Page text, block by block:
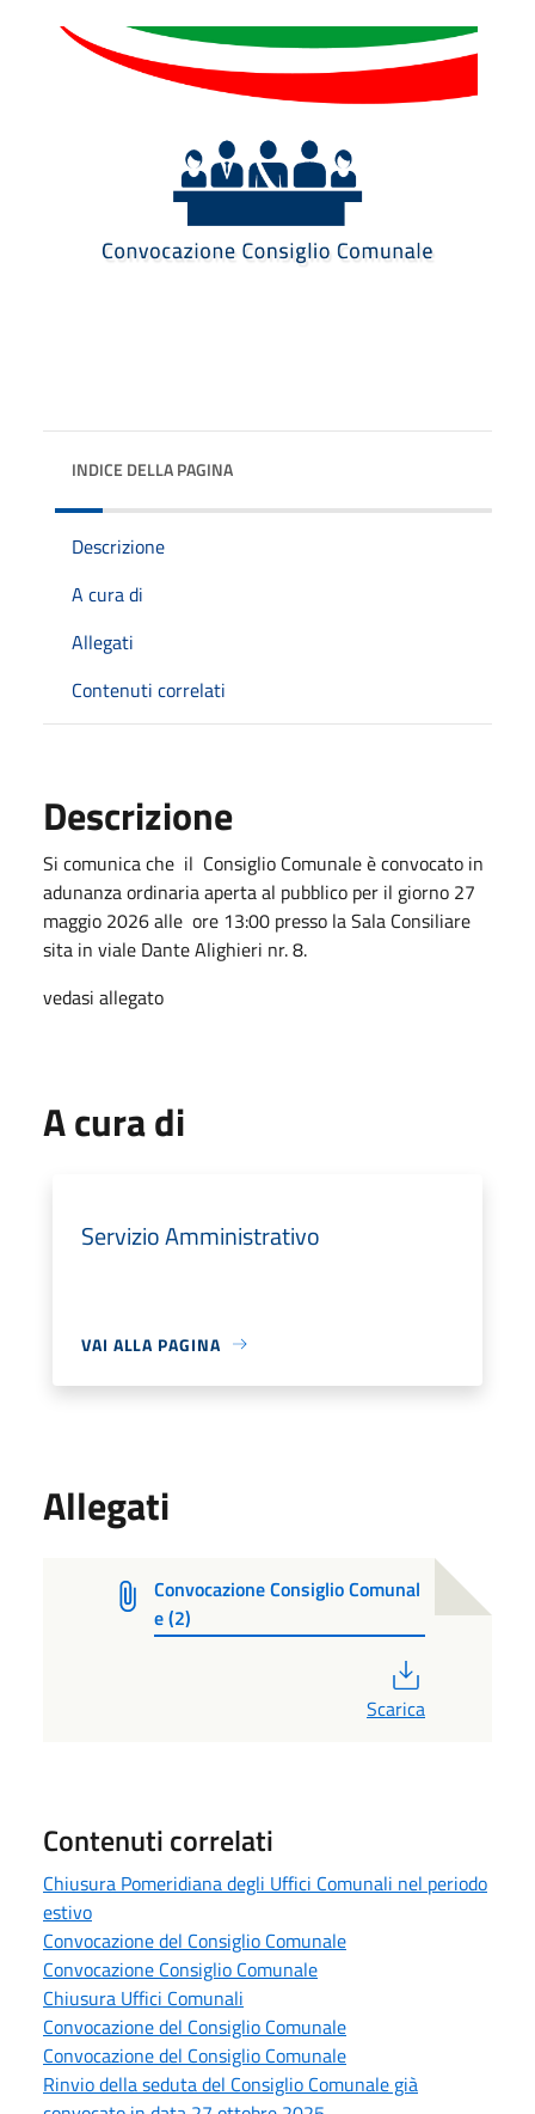
INDICE DELLA PAGINA
Descrizione
A cura di
Allegati
Contenuti correlati
Descrizione
Si comunica che il Consiglio Comunale è convocato in
adunanza ordinaria aperta al pubblico per il giorno 27
maggio 2026 alle ore 13:00 presso la Sala Consiliare
sita in viale Dante Alighieri nr. 8.
vedasi allegato
A cura di
Servizio Amministrativo
VAI ALLA PAGINA
Allegati
Convocazione Consiglio Comunal
e (2)
Scarica
Contenuti correlati
Chiusura Pomeridiana degli Uffici Comunali nel periodo
estivo
Convocazione del Consiglio Comunale
Convocazione Consiglio Comunale
Chiusura Uffici Comunali
Convocazione del Consiglio Comunale
Convocazione del Consiglio Comunale
Rinvio della seduta del Consiglio Comunale già